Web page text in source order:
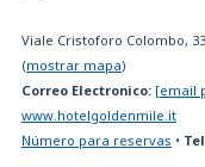
Viale Cristoforo Colombo, 33
(mostrar mapa)
Correo Electronico: [email
www.hotelgoldenmile.it
Número para reservas •